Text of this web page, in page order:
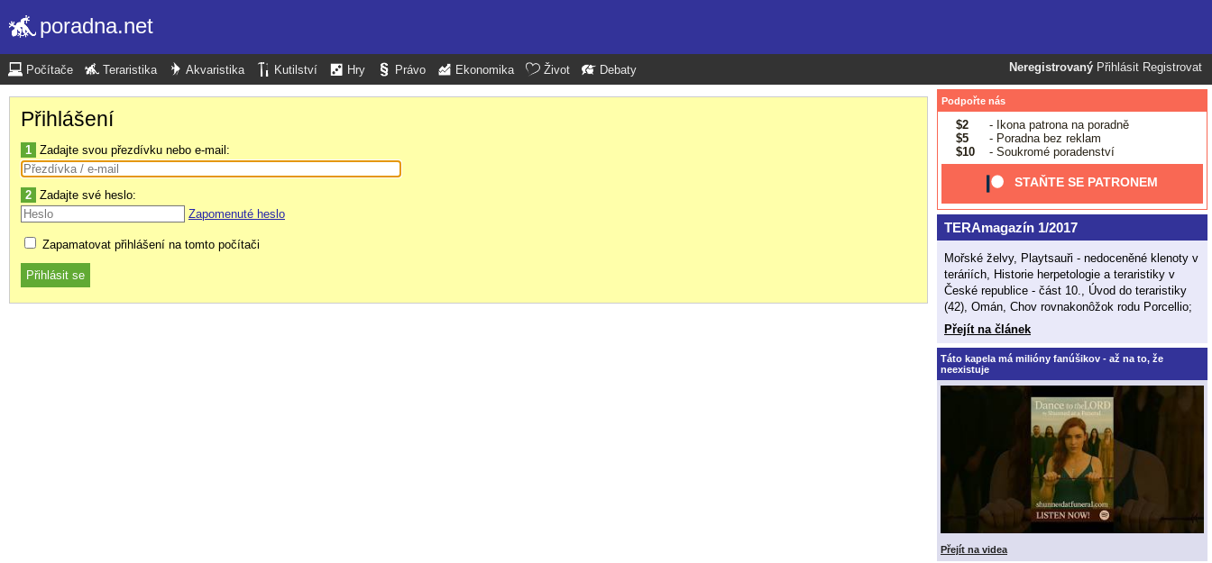
poradna.net
Neregistrovaný Přihlásit Registrovat
Počítače Teraristika Akvaristika Kutilství Hry Právo Ekonomika Život Debaty
Přihlášení
1 Zadajte svou přezdívku nebo e-mail:
2 Zadajte své heslo:
Zapomenuté heslo
Zapamatovat přihlášení na tomto počítači
Podpořte nás
$2
- Ikona patrona na poradně
$5
- Poradna bez reklam
$10
- Soukromé poradenství
STAŇTE SE PATRONEM
TERAmagazín 1/2017
Mořské želvy, Playtsauři - nedoceněné klenoty v
teráriích, Historie herpetologie a teraristiky v
České republice - část 10., Úvod do teraristiky
(42), Omán, Chov rovnakonôžok rodu Porcellio;
Přejít na článek
Táto kapela má milióny fanúšikov - až na to, že
neexistuje
Přejít na videa